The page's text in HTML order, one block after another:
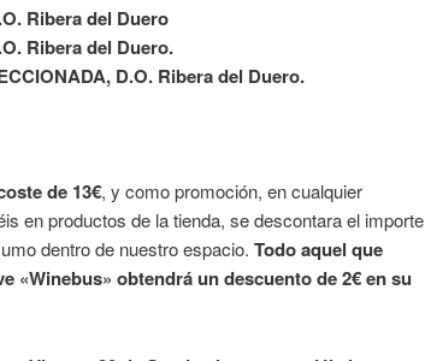
Ribera del Duero
Ribera del Duero.
D.O. Ribera del Duero.
de 13€, y como promoción, en cualquier
en productos de la tienda, se descontara el importe
dentro de nuestro espacio. Todo aquel que
«Winebus» obtendrá un descuento de 2€ en su